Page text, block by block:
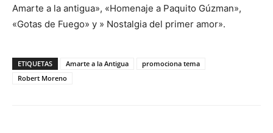
Amarte a la antigua», «Homenaje a Paquito Gúzman»,
«Gotas de Fuego» y » Nostalgia del primer amor».
ETIQUETAS Amarte a la Antigua
promociona tema
Robert Moreno